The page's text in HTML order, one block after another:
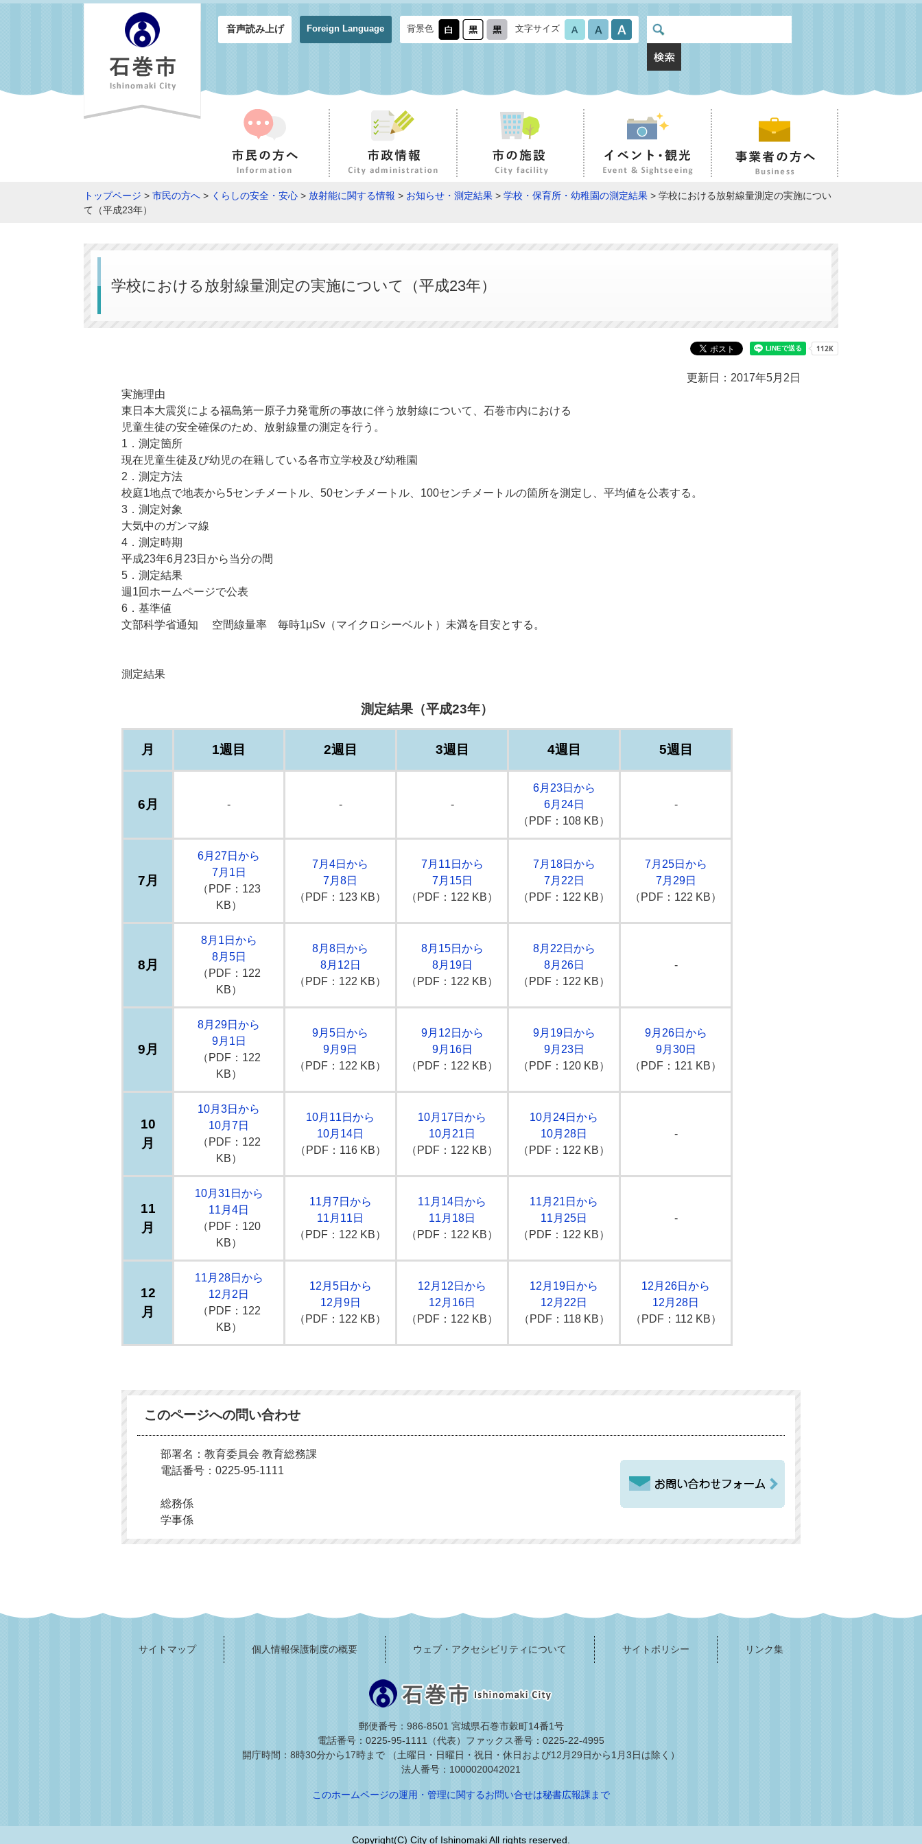
音声読み上げ Foreign Language 背景色 文字サイズ
トップページ > 市民の方へ > くらしの安全・安心 > 放射能に関する情報 > お知らせ・測定結果 > 学校・保育所・幼稚園の測定結果 > 学校における放射線量測定の実施につい
て（平成23年）
学校における放射線量測定の実施について（平成23年）
更新日：2017年5月2日
実施理由
東日本大震災による福島第一原子力発電所の事故に伴う放射線について、石巻市内における
児童生徒の安全確保のため、放射線量の測定を行う。
1．測定箇所
現在児童生徒及び幼児の在籍している各市立学校及び幼稚園
2．測定方法
校庭1地点で地表から5センチメートル、50センチメートル、100センチメートルの箇所を測定し、平均値を公表する。
3．測定対象
大気中のガンマ線
4．測定時期
平成23年6月23日から当分の間
5．測定結果
週1回ホームページで公表
6．基準値
文部科学省通知 空間線量率 毎時1μSv（マイクロシーベルト）未満を目安とする。
測定結果
測定結果（平成23年）
月 1週目 2週目 3週目 4週目 5週目
6月 - - -
6月23日から
6月24日
（PDF：108 KB）
-
7月
6月27日から
7月1日
（PDF：123
KB）
7月4日から
7月8日
（PDF：123 KB）
7月11日から
7月15日
（PDF：122 KB）
7月18日から
7月22日
（PDF：122 KB）
7月25日から
7月29日
（PDF：122 KB）
8月
8月1日から
8月5日
（PDF：122
KB）
8月8日から
8月12日
（PDF：122 KB）
8月15日から
8月19日
（PDF：122 KB）
8月22日から
8月26日
（PDF：122 KB）
-
9月
8月29日から
9月1日
（PDF：122
KB）
9月5日から
9月9日
（PDF：122 KB）
9月12日から
9月16日
（PDF：122 KB）
9月19日から
9月23日
（PDF：120 KB）
9月26日から
9月30日
（PDF：121 KB）
10
月
10月3日から
10月7日
（PDF：122
KB）
10月11日から
10月14日
（PDF：116 KB）
10月17日から
10月21日
（PDF：122 KB）
10月24日から
10月28日
（PDF：122 KB）
-
11
月
10月31日から
11月4日
（PDF：120
KB）
11月7日から
11月11日
（PDF：122 KB）
11月14日から
11月18日
（PDF：122 KB）
11月21日から
11月25日
（PDF：122 KB）
-
12
月
11月28日から
12月2日
（PDF：122
KB）
12月5日から
12月9日
（PDF：122 KB）
12月12日から
12月16日
（PDF：122 KB）
12月19日から
12月22日
（PDF：118 KB）
12月26日から
12月28日
（PDF：112 KB）
このページへの問い合わせ
部署名：教育委員会 教育総務課
電話番号：0225-95-1111
総務係
学事係
サイトマップ 個人情報保護制度の概要 ウェブ・アクセシビリティについて サイトポリシー リンク集
郵便番号：986-8501 宮城県石巻市穀町14番1号
電話番号：0225-95-1111（代表） ファックス番号：0225-22-4995
開庁時間：8時30分から17時まで （土曜日・日曜日・祝日・休日および12月29日から1月3日は除く）
法人番号：1000020042021
このホームページの運用・管理に関するお問い合せは秘書広報課まで
Copyright(C) City of Ishinomaki All rights reserved.